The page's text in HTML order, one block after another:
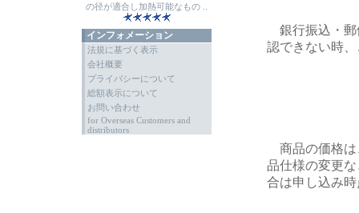
の径が適合し加熱可能なもの ..
インフォメーション
法規に基づく表示
会社概要
プライバシーについて
総額表示について
お問い合わせ
for Overseas Customers and
distributors
銀行振込・郵
認できない時
商品の価格は
品仕様の変更
合は申し込み